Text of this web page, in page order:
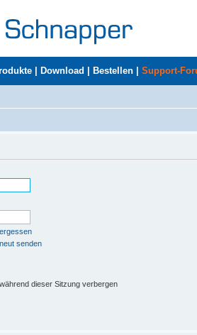
Download Bestellen Support-
senden
dieser Sitzung verbergen